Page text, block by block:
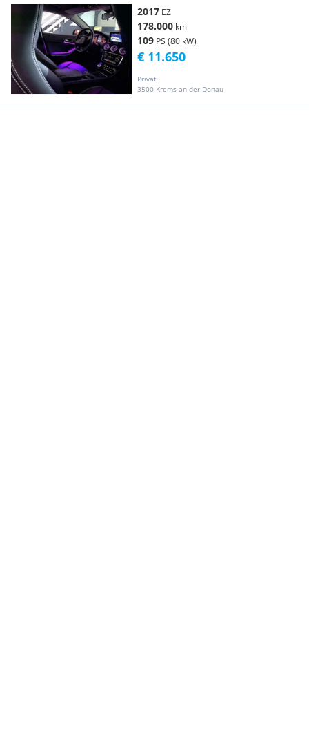
2017 EZ
178.000 km
109 PS (80 kW)
Privat
3500 Krems an der Donau
€ 11.650